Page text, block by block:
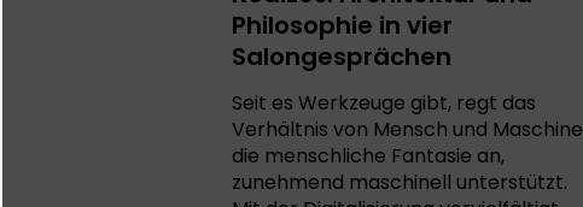
Philosophie in vier
Salongesprächen
Seit es Werkzeuge gibt, regt das
Verhältnis von Mensch und Maschine
die menschliche Fantasie an,
zunehmend maschinell unterstützt.